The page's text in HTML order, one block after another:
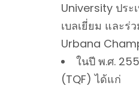
University ประ
เบลเยี่ยม และ
Urbana
ในปี พ.ศ.
(TQF) ได้แก่